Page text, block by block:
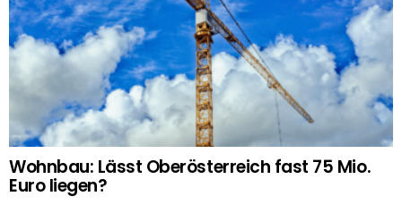
Wohnbau: Lässt Oberösterreich fast 75 Mio.
Euro liegen?